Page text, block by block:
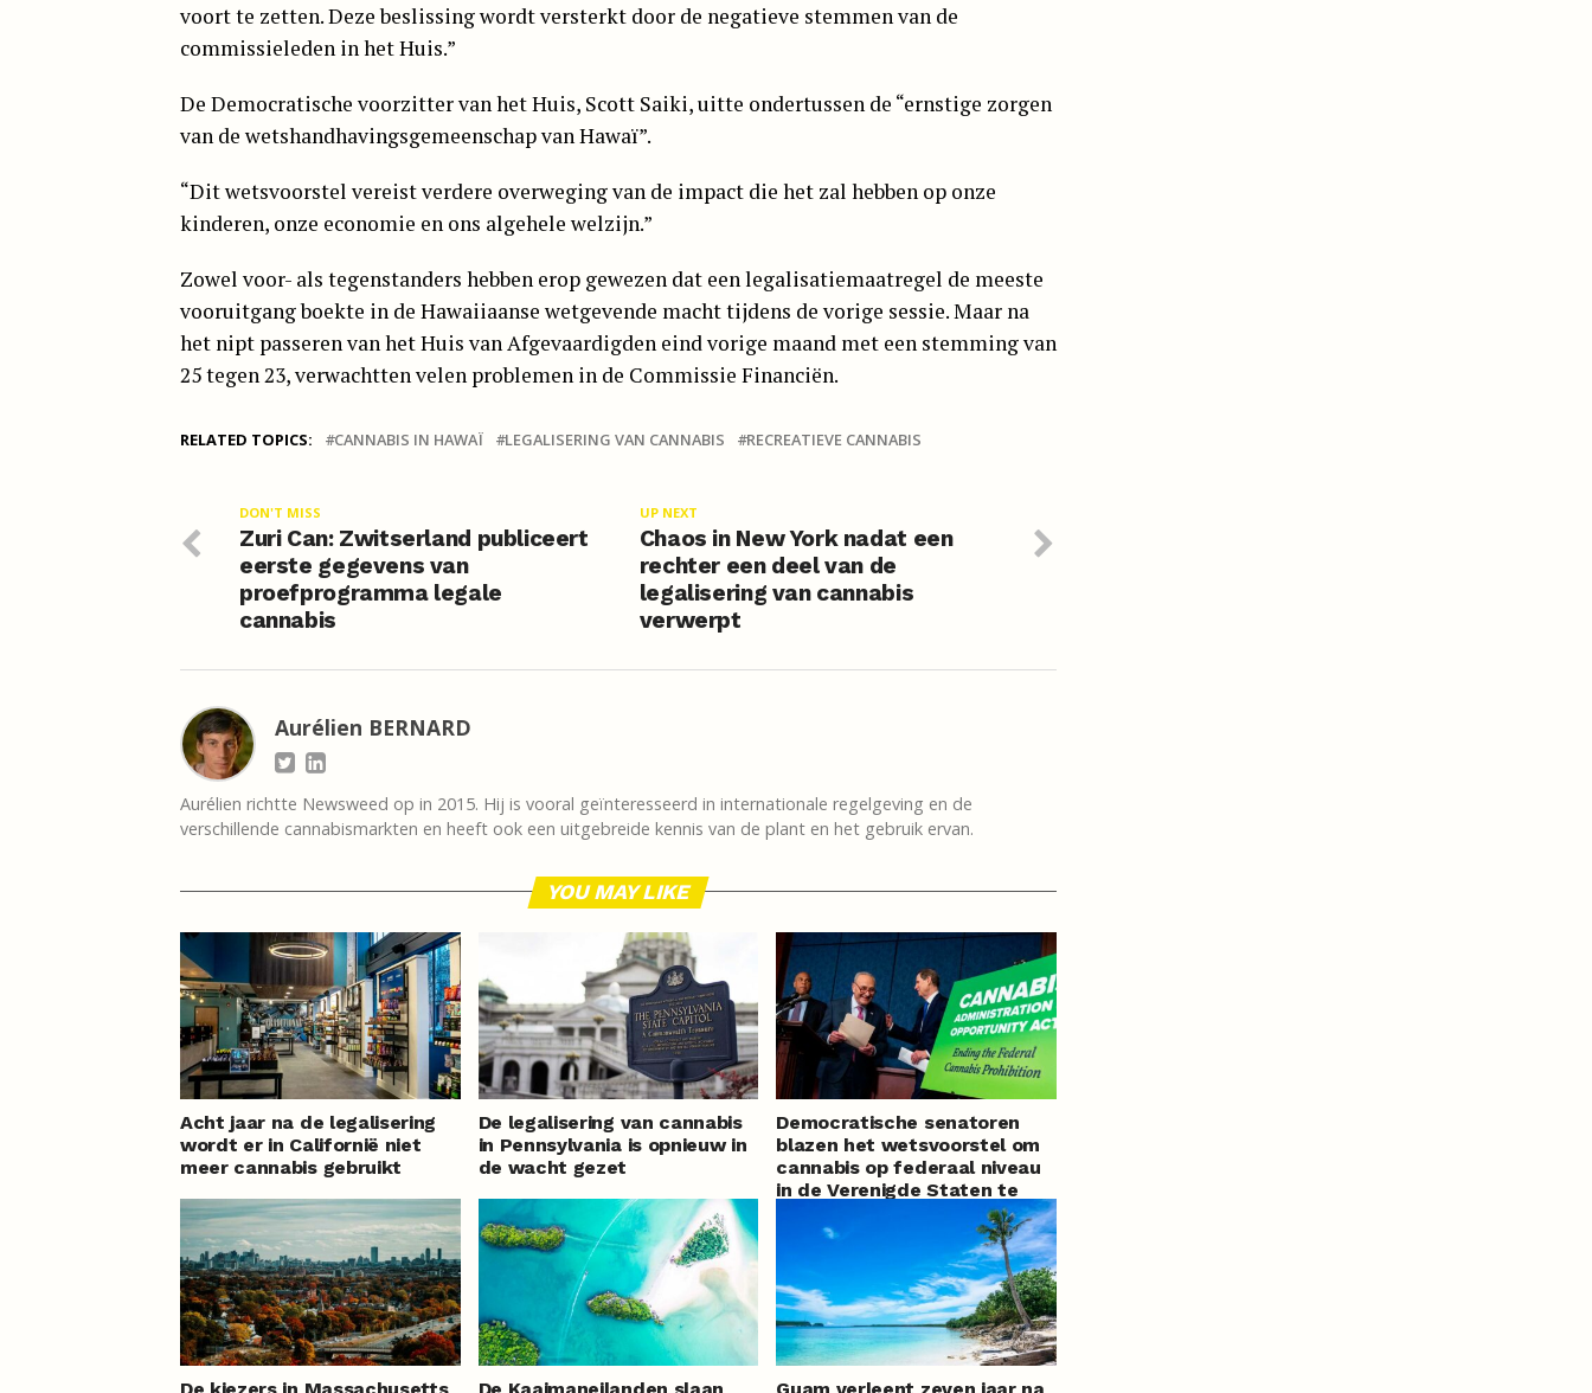
voort te zetten. Deze beslissing wordt versterkt door de negatieve stemmen van de
commissieleden in het Huis.”
De Democratische voorzitter van het Huis, Scott Saiki, uitte ondertussen de “ernstige zorgen
van de wetshandhavingsgemeenschap van Hawaï”.
“Dit wetsvoorstel vereist verdere overweging van de impact die het zal hebben op onze
kinderen, onze economie en ons algehele welzijn.”
Zowel voor- als tegenstanders hebben erop gewezen dat een legalisatiemaatregel de meeste
vooruitgang boekte in de Hawaiiaanse wetgevende macht tijdens de vorige sessie. Maar na
het nipt passeren van het Huis van Afgevaardigden eind vorige maand met een stemming van
25 tegen 23, verwachtten velen problemen in de Commissie Financiën.
RELATED TOPICS: CANNABIS IN HAWAÏ LEGALISERING VAN CANNABIS RECREATIEVE CANNABIS
UP NEXT
Chaos in New York nadat een
rechter een deel van de
legalisering van cannabis
verwerpt
DON'T MISS
Zuri Can: Zwitserland publiceert
eerste gegevens van
proefprogramma legale
cannabis
Aurélien BERNARD
Aurélien richtte Newsweed op in 2015. Hij is vooral geïnteresseerd in internationale regelgeving en de
verschillende cannabismarkten en heeft ook een uitgebreide kennis van de plant en het gebruik ervan.
YOU MAY LIKE
Acht jaar na de legalisering
wordt er in Californië niet
meer cannabis gebruikt
De legalisering van cannabis
in Pennsylvania is opnieuw in
de wacht gezet
Democratische senatoren
blazen het wetsvoorstel om
cannabis op federaal niveau
in de Verenigde Staten te
legaliseren nieuw leven in